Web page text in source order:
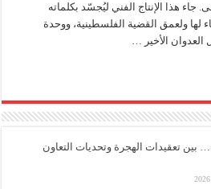
هذا الإنتاج الفني ليُجسّد بكلماته
لها ولعمق القضية الفلسطينية، ووحدة
العدوان الأخير …
بين تعقيدات الهجرة وتحديات التعاون